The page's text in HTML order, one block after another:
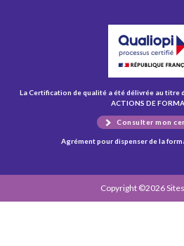
La Certification de qualité a été délivrée au titre
ACTIONS DE
Consulter mon
Agrément pour dispenser de la
Copyright ©2026